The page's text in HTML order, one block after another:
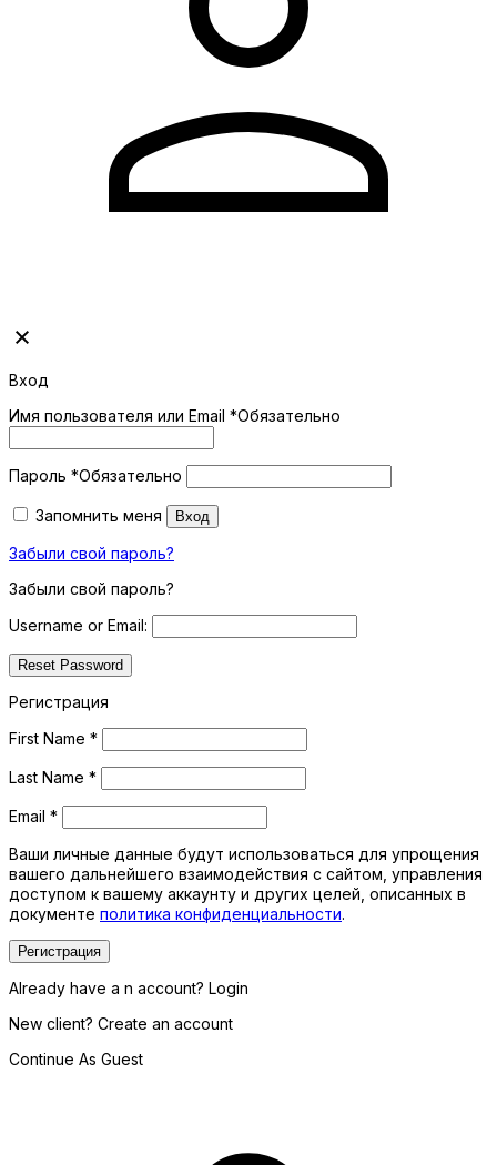
Вход
Имя пользователя или Email *Обязательно
Пароль *Обязательно
Запомнить меня Вход
Забыли свой пароль?
Забыли свой пароль?
Username or Email:
Регистрация
First Name *
Last Name *
Email *
Ваши личные данные будут использоваться для упрощения
вашего дальнейшего взаимодействия с сайтом, управления
доступом к вашему аккаунту и других целей, описанных в
документе политика конфиденциальности.
Регистрация
Already have a n account? Login
New client? Create an account
Continue As Guest